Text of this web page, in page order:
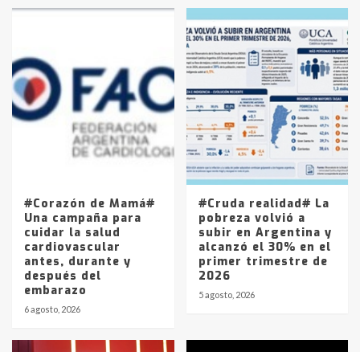
3
en la mañana del lunes
4
Accidente en Ruta 5: falleció un
joven de Trenque Lauquen
Los precios de los combustibles en
La Pampa, desde YPF hasta Axion
entre 857 a 1338 pesos
#Corazón de Mamá#
Una campaña para
cuidar la salud
cardiovascular
antes, durante y
después del
embarazo
6 agosto, 2026
#Cruda realidad# La
pobreza volvió a
subir en Argentina y
alcanzó el 30% en el
primer trimestre de
2026
5 agosto, 2026